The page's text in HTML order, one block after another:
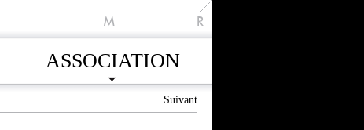
M R
ASSOCIATION
Suivant